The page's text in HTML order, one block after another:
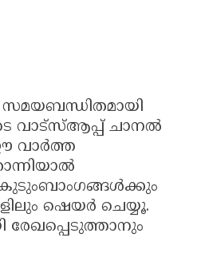
വാട്സ്ആപ്പ് ചാനൽ
വാർത്ത
ഷെയർ ചെയ്യൂ.
രേഖപ്പെടുത്താനും